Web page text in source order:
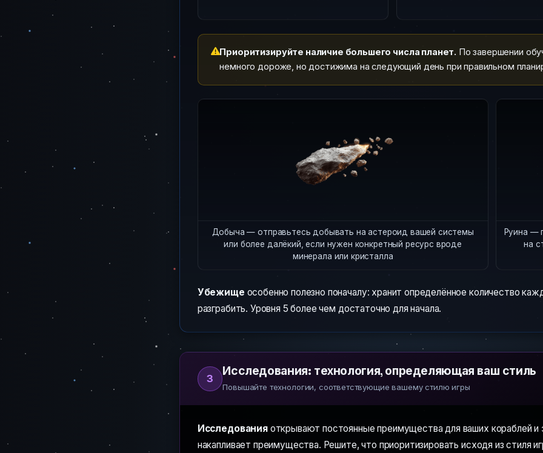
Приоритизируйте наличие большего числа планет. По завершении
немного дороже, но достижима на следующий день при правильном
Добыча — отправьтесь добывать на астероид вашей системы
или более далёкий, если нужен конкретный ресурс вроде
минерала или кристалла
Руина —
на
Убежище особенно полезно поначалу: хранит определённое количество
разграбить. Уровня 5 более чем достаточно для начала.
3
Исследования: технология, определяющая ваш стиль
Повышайте технологии, соответствующие вашему стилю игры
Исследованияоткрывают постоянные преимущества для ваших кораблей
накапливает преимущества. Решите, что приоритизировать исходя из стиля